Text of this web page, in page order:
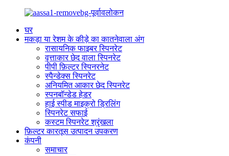
घर
मकड़ा या रेशम के कीड़े का कातनेवाला अंग
रासायनिक फाइबर स्पिनरेट
वृत्ताकार छेद वाला स्पिनरेट
पीपी फ़िल्टर स्पिनरनेट
स्पैन्डेक्स स्पिनरेट
अनियमित आकार छेद स्पिनरेट
स्पनबॉन्डेड हेडर
हाई स्पीड माइक्रो ड्रिलिंग
स्पिनरेट सफाई
कस्टम स्पिनरेट श्रृंखला
फ़िल्टर कारतूस उत्पादन उपकरण
कंपनी
समाचार